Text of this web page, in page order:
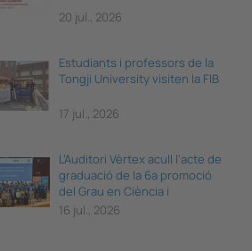
20 jul., 2026
Estudiants i professors de la
Tongji University visiten la FIB
17 jul., 2026
L’Auditori Vèrtex acull l’acte de
graduació de la 6a promoció
del Grau en Ciència i
Enginyeria de Dades
16 jul., 2026